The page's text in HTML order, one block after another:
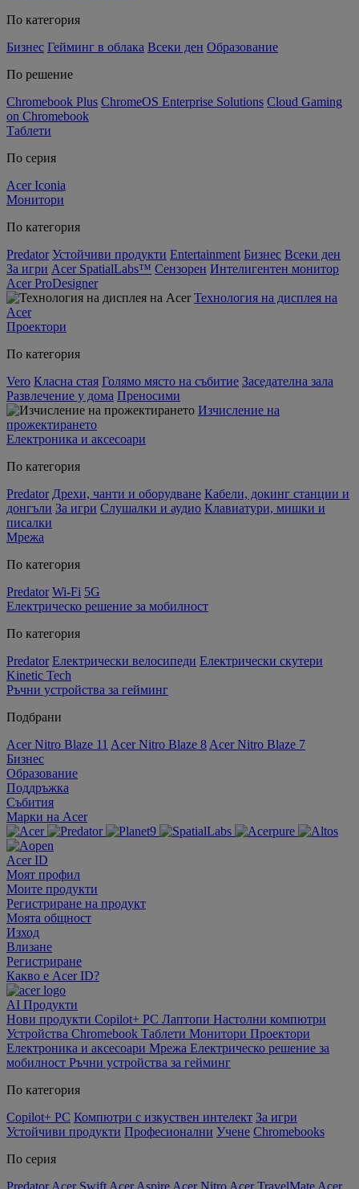
По категория
Бизнес Гейминг в облака Всеки ден Образование
По решение
Chromebook Plus ChromeOS Enterprise Solutions Cloud Gaming
on Chromebook
Таблети
По серия
Acer Iconia
Монитори
По категория
Predator Устойчиви продукти Entertainment Бизнес Всеки ден
За игри Acer SpatialLabs™ Сензорен Интелигентен монитор
Acer ProDesigner
Технология на дисплея на
Acer
Проектори
По категория
Vero Класна стая Голямо място на събитие Заседателна зала
Развлечение у дома Преносими
Изчисление на
прожектирането
Електроника и аксесоари
По категория
Predator Дрехи, чанти и оборудване Кабели, докинг станции и
донгъли За игри Слушалки и аудио Клавиатури, мишки и
писалки
Мрежа
По категория
Predator Wi-Fi 5G
Електрическо решение за мобилност
По категория
Predator Електрически велосипеди Електрически скутери
Kinetic Tech
Ръчни устройства за гейминг
Подбрани
Acer Nitro Blaze 11 Acer Nitro Blaze 8 Acer Nitro Blaze 7
Бизнес
Образование
Поддръжка
Събития
Марки на Acer
Acer ID
Моят профил
Моите продукти
Регистриране на продукт
Моята общност
Изход
Влизане
Регистриране
Какво е Acer ID?
AI Продукти
Нови продукти Copilot+ PC Лаптопи Настолни компютри
Устройства Chromebook Таблети Монитори Проектори
Електроника и аксесоари Мрежа Електрическо решение за
мобилност Ръчни устройства за гейминг
По категория
Copilot+ PC Компютри с изкуствен интелект За игри
Устойчиви продукти Професионални Учене Chromebooks
По серия
Predator Acer Swift Acer Aspire Acer Nitro Acer TravelMate Acer